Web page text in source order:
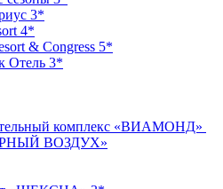
3*
4*
& Congress 5*
Отель 3*
комплекс «ВИАМОНД»
ВОЗДУХ»